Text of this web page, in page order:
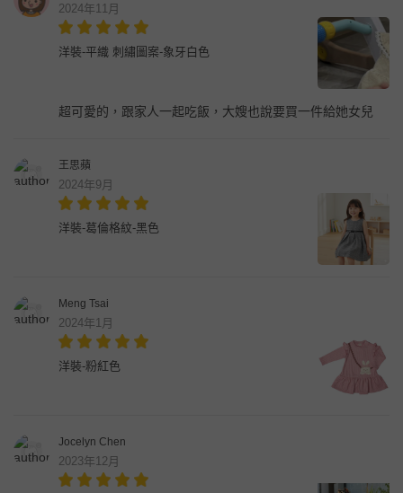
2024年11月
洋裝-平織 刺繡圖案-象牙白色
超可愛的，跟家人一起吃飯，大嫂也說要買一件給她女兒
王思蘋
2024年9月
洋裝-葛倫格紋-黑色
Meng Tsai
2024年1月
洋裝-粉紅色
Jocelyn Chen
2023年12月